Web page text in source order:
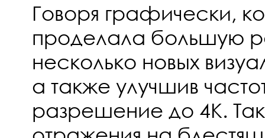
Говоря графически,
проделала большую
несколько новых
а также улучшив
разрешение до 4K.